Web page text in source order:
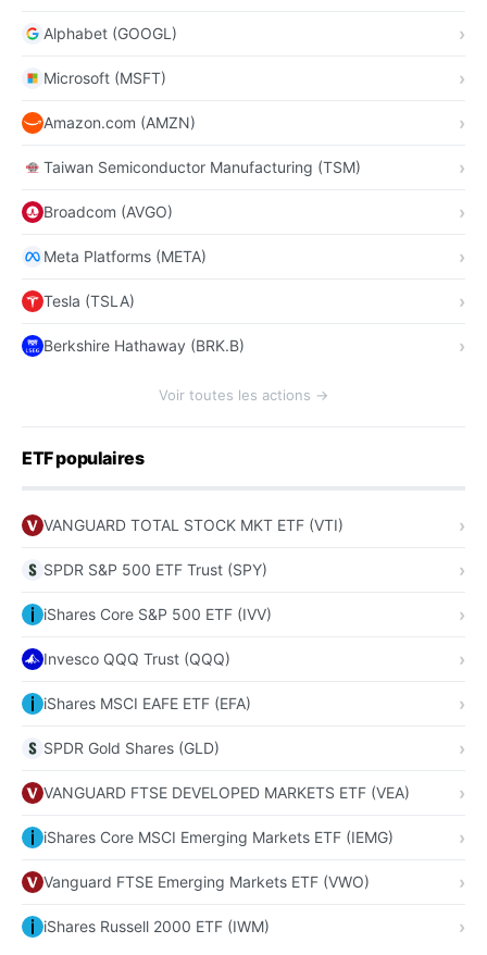
Alphabet (GOOGL)
Microsoft (MSFT)
Amazon.com (AMZN)
Taiwan Semiconductor Manufacturing (TSM)
Broadcom (AVGO)
Meta Platforms (META)
Tesla (TSLA)
Berkshire Hathaway (BRK.B)
Voir toutes les actions →
ETF populaires
VANGUARD TOTAL STOCK MKT ETF (VTI)
SPDR S&P 500 ETF Trust (SPY)
iShares Core S&P 500 ETF (IVV)
Invesco QQQ Trust (QQQ)
iShares MSCI EAFE ETF (EFA)
SPDR Gold Shares (GLD)
VANGUARD FTSE DEVELOPED MARKETS ETF (VEA)
iShares Core MSCI Emerging Markets ETF (IEMG)
Vanguard FTSE Emerging Markets ETF (VWO)
iShares Russell 2000 ETF (IWM)